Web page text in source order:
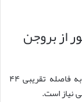
از بروجن
برای دسترسی به تالاب چغاخور از بروجن با توجه به فاصله تقریبی ۴۴